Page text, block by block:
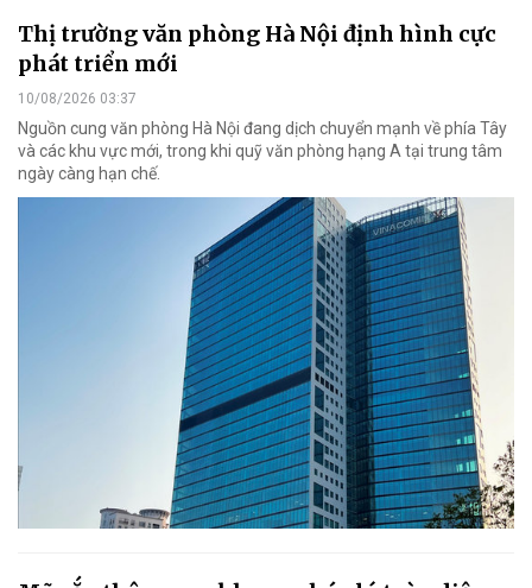
Thị trường văn phòng Hà Nội định hình cực
phát triển mới
10/08/2026 03:37
Nguồn cung văn phòng Hà Nội đang dịch chuyển mạnh về phía Tây
và các khu vực mới, trong khi quỹ văn phòng hạng A tại trung tâm
ngày càng hạn chế.